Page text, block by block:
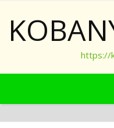
https://